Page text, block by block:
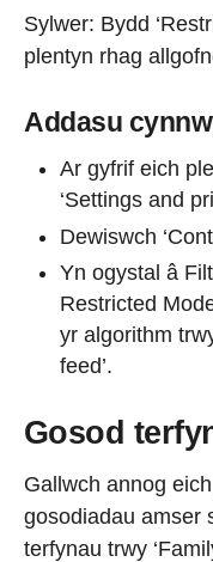
Sylwer: Bydd
plentyn rhag
Addasu
Ar gyfrif eich
‘Settings and
Dewiswch
Yn ogystal â
Restricted
yr algorithm
feed’.
Gosod
Gallwch annog
gosodiadau amser
terfynau trwy